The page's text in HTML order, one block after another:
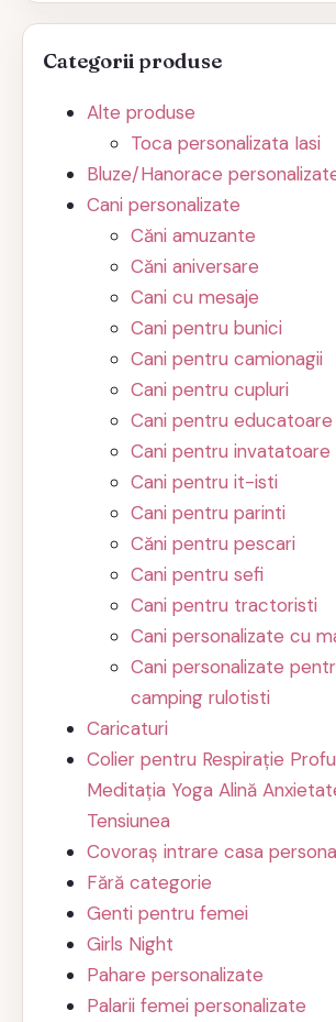
Categorii produse
Alte produse
Toca personalizata Iasi
Bluze/Hanorace
Cani personalizate
Căni amuzante
Căni aniversare
Cani cu mesaje
Cani pentru bunici
Cani pentru camionagii
Cani pentru cupluri
Cani pentru educatoare
Cani pentru invatatoare
Cani pentru it-isti
Cani pentru parinti
Căni pentru pescari
Cani pentru sefi
Cani pentru tractoristi
Cani personalizate cu
Cani personalizate
camping rulotisti
Caricaturi
Colier pentru Respirație
Meditația Yoga Alină
Tensiunea
Covoraș intrare casa
Fără categorie
Genti pentru femei
Girls Night
Pahare personalizate
Palarii femei personalizate